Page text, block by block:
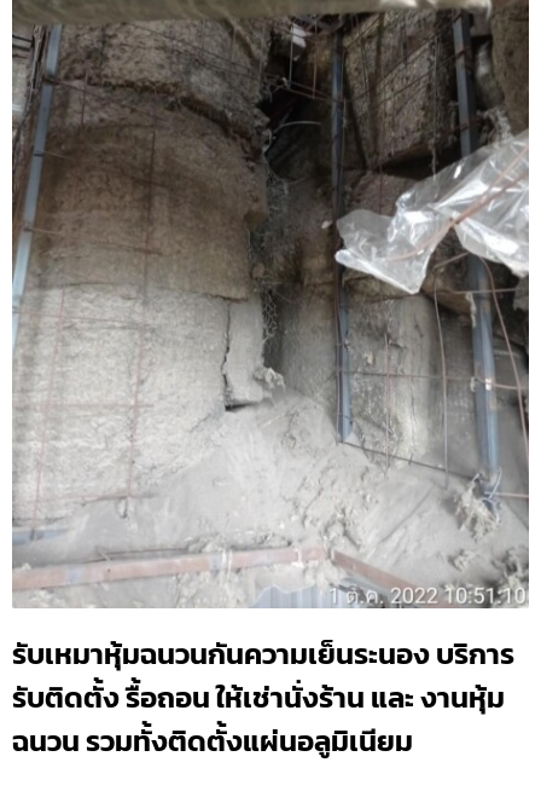
รับเหมาหุ้มฉนวนกันความเย็นระนอง บริการ
รับติดตั้ง รื้อถอน ให้เช่านั่งร้าน และ งานหุ้ม
ฉนวน รวมทั้งติดตั้งแผ่นอลูมิเนียม